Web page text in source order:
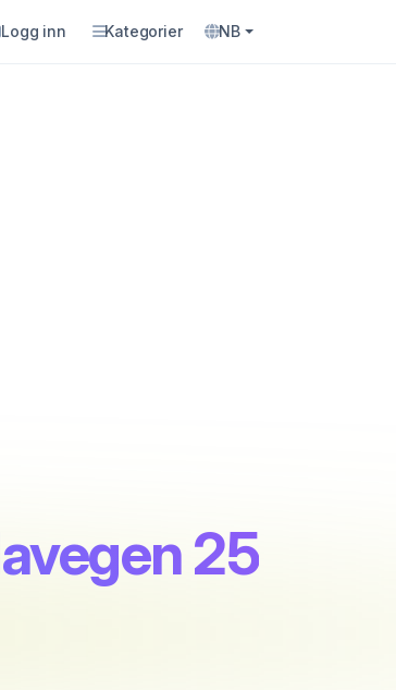
Logg inn Kategorier NB
25